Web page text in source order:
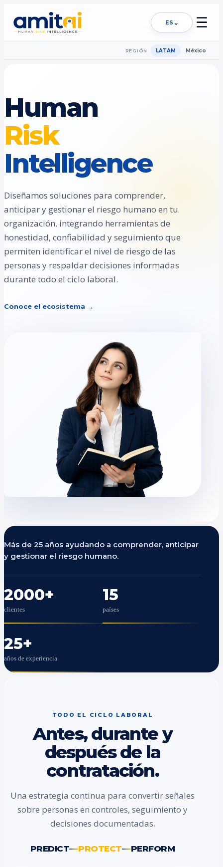
ES ⌄ ☰
REGIÓN LATAM México
Human
Risk
Intelligence
Diseñamos soluciones para comprender,
anticipar y gestionar el riesgo humano en tu
organización, integrando herramientas de
honestidad, confiabilidad y seguimiento que
permiten identificar el nivel de riesgo de las
personas y respaldar decisiones informadas
durante todo el ciclo laboral.
Conoce el ecosistema →
Más de 25 años ayudando a comprender, anticipar
y gestionar el riesgo humano.
2000+
clientes
15
países
25+
años de experiencia
TODO EL CICLO LABORAL
Antes, durante y
después de la
contratación.
Una estrategia continua para convertir señales
sobre personas en controles, seguimiento y
decisiones documentadas.
PREDICT PROTECT PERFORM